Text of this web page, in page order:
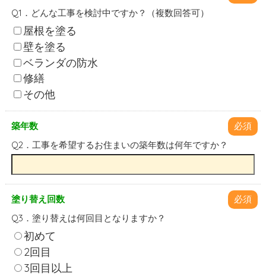
Q1．どんな工事を検討中ですか？（複数回答可）
屋根を塗る
壁を塗る
ベランダの防水
修繕
その他
築年数
必須
Q2．工事を希望するお住まいの築年数は何年ですか？
塗り替え回数
必須
Q3．塗り替えは何回目となりますか？
初めて
2回目
3回目以上